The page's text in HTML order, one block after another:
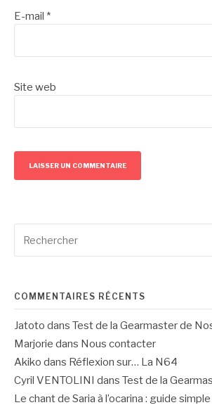
E-mail *
Site web
pour
COMMENTAIRES RÉCENTS
Jatoto dans Test de la Gearmaster de
Marjorie dans Nous contacter
Akiko dans Réflexion sur… La N64
Cyril VENTOLINI
dans Test de la
Le chant de Saria à l’ocarina : guide simple